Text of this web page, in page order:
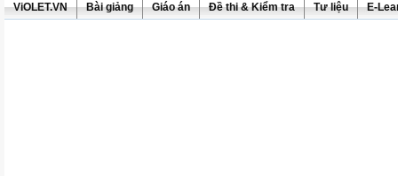
ViOLET.VN Bài giảng Giáo án Đề thi & Kiểm tra Tư liệu E-